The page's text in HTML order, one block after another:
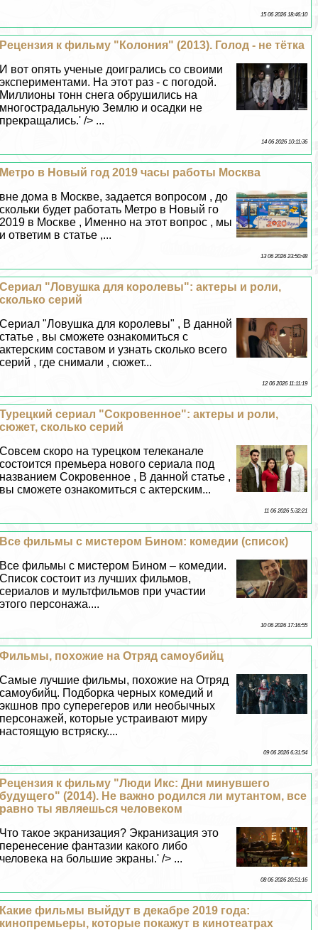
15 06 2026 18:46:10
Рецензия к фильму "Колония" (2013). Голод - не тётка
И вот опять ученые доигрались со своими
экспериментами. На этот раз - с погодой.
Миллионы тонн снега обрушились на
многострадальную Землю и осадки не
прекращались.' /> ...
14 06 2026 10:11:36
Метро в Новый год 2019 часы работы Москва
вне дома в Москве, задается вопросом , до
скольки будет работать Метро в Новый го
2019 в Москве , Именно на этот вопрос , мы
и ответим в статье ,...
13 06 2026 23:50:48
Сериал "Ловушка для королевы": актеры и роли,
сколько серий
Сериал "Ловушка для королевы" , В данной
статье , вы сможете ознакомиться с
актерским составом и узнать сколько всего
серий , где снимали , сюжет...
12 06 2026 11:11:19
Турецкий сериал "Сокровенное": актеры и роли,
сюжет, сколько серий
Совсем скоро на турецком телеканале
состоится премьера нового сериала под
названием Сокровенное , В данной статье ,
вы сможете ознакомиться с актерским...
11 06 2026 5:32:21
Все фильмы с мистером Бином: комедии (список)
Все фильмы с мистером Бином – комедии.
Список состоит из лучших фильмов,
сериалов и мультфильмов при участии
этого персонажа....
10 06 2026 17:16:55
Фильмы, похожие на Отряд самоубийц
Самые лучшие фильмы, похожие на Отряд
самоубийц. Подборка черных комедий и
экшнов про суперегеров или необычных
персонажей, которые устраивают миру
настоящую встряску....
09 06 2026 6:31:54
Рецензия к фильму "Люди Икс: Дни минувшего
будущего" (2014). Не важно родился ли мутантом, все
равно ты являешься человеком
Что такое экранизация? Экранизация это
перенесение фантазии какого либо
человека на большие экраны.' /> ...
08 06 2026 20:51:16
Какие фильмы выйдут в декабре 2019 года:
кинопремьеры, которые покажут в кинотеатрах